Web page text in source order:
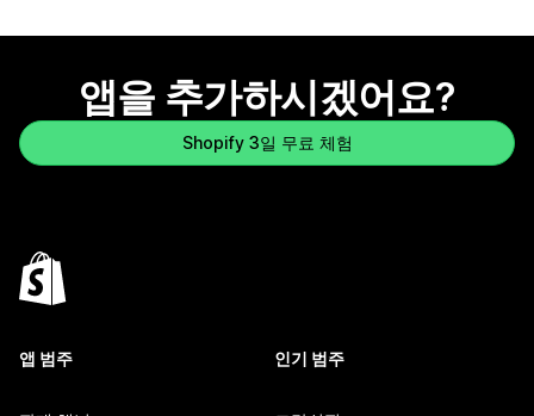
앱을 추가하시겠어요?
Shopify 3일 무료 체험
앱 범주 인기 범주